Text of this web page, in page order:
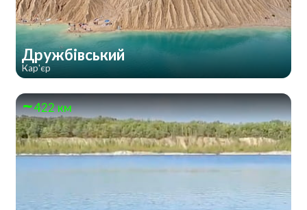
Дружбівський
Кар'єр
422 км